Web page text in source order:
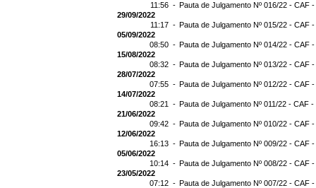
11:56 - Pauta de Julgamento Nº 016/22 - CAF
29/09/2022
11:17 - Pauta de Julgamento Nº 015/22 - CAF
05/09/2022
08:50 - Pauta de Julgamento Nº 014/22 - CAF
15/08/2022
08:32 - Pauta de Julgamento Nº 013/22 - CAF
28/07/2022
07:55 - Pauta de Julgamento Nº 012/22 - CAF
14/07/2022
08:21 - Pauta de Julgamento Nº 011/22 - CAF
21/06/2022
09:42 - Pauta de Julgamento Nº 010/22 - CAF
12/06/2022
16:13 - Pauta de Julgamento Nº 009/22 - CAF
05/06/2022
10:14 - Pauta de Julgamento Nº 008/22 - CAF
23/05/2022
07:12 - Pauta de Julgamento Nº 007/22 - CAF